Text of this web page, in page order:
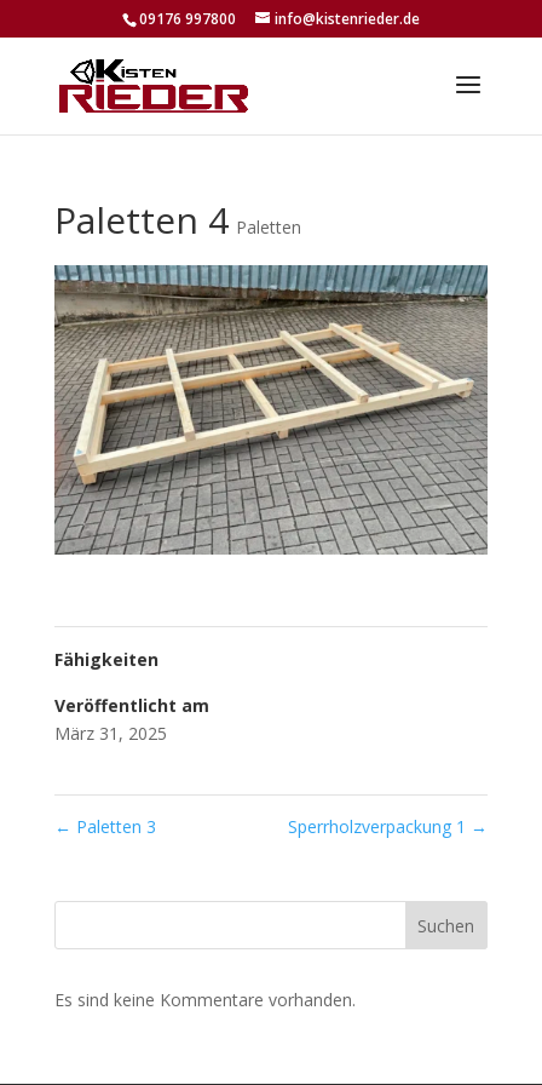
09176 997800 info@kistenrieder.de
Paletten 4 Paletten
Fähigkeiten
Veröffentlicht am
März 31, 2025
← Paletten 3 Sperrholzverpackung 1 →
Suchen
Es sind keine Kommentare vorhanden.